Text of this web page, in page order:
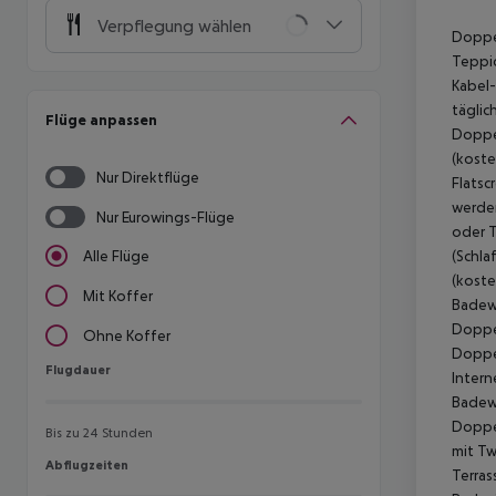
Verpflegung wählen
Flüge anpassen
Nur Direktflüge
Nur Eurowings-Flüge
Alle Flüge
Mit Koffer
Ohne Koffer
Flugdauer
Flugdauer
Bis zu 24 Stunden
Abflugzeiten
Abflugzeiten
oder
mit